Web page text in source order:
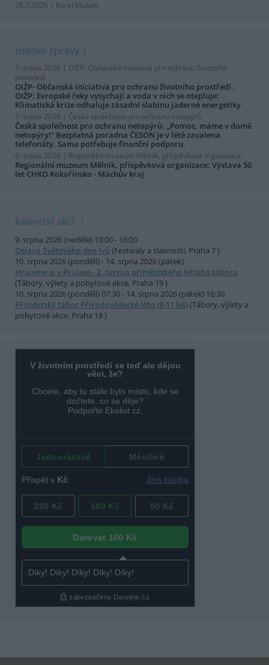
28.7.2026 | Karel Makoň
tiskové zprávy
7. srpna 2026 | OIŽP- Občanská iniciativa pro ochranu životního
prostředí
OIŽP- Občanská iniciativa pro ochranu životního prostředí :
OIŽP: Evropské řeky vysychají a voda v nich se otepluje:
Klimatická krize odhaluje zásadní slabinu jaderné energetiky
7. srpna 2026 | Česká společnost pro ochranu netopýrů
Česká společnost pro ochranu netopýrů: „Pomoc, máme v domě
netopýry!“ Bezplatná poradna ČESON je v létě zavalena
telefonáty. Sama potřebuje finanční podporu.
6. srpna 2026 | Regionální muzeum Mělník, příspěvková organizace
Regionální muzeum Mělník, příspěvková organizace: Výstava 50
let CHKO Kokořínsko - Máchův kraj
kalendář akcí
9. srpna 2026 (neděle) 10:00 - 16:00
Oslava Světového dne lvů (Festivaly a slavnosti, Praha 7 )
10. srpna 2026 (pondělí) - 14. srpna 2026 (pátek)
Hrajeme si v Pralese - 2. turnus příměstského letního tábora
(Tábory, výlety a pobytové akce, Praha 19 )
10. srpna 2026 (pondělí) 07:30 - 14. srpna 2026 (pátek) 16:30
Příměstský tábor Přírodovědecké léto (8-11 let)(Tábory, výlety a
pobytové akce, Praha 18 )